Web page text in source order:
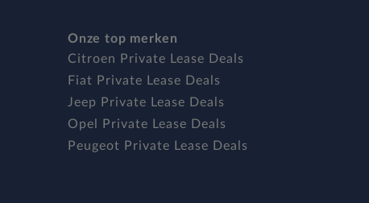
Onze top merken
Citroen Private Lease Deals
Fiat Private Lease Deals
Jeep Private Lease Deals
Opel Private Lease Deals
Peugeot Private Lease Deals